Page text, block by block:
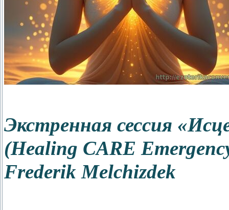
Экстренная сессия
(Healing CARE
Frederik Melchizdek